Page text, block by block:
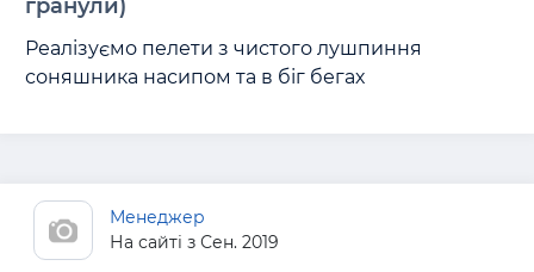
гранули)
Реалізуємо пелети з чистого лушпиння
соняшника насипом та в біг бегах
Менеджер
На сайті з Сен. 2019